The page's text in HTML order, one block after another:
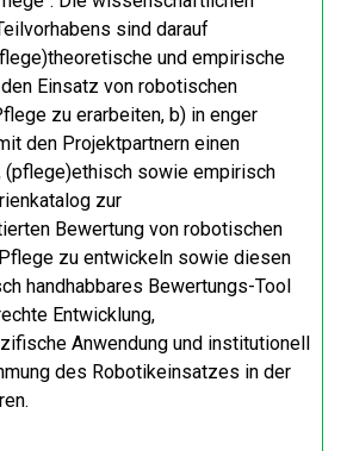
sind darauf
und empirische
Einsatz von robotischen
zu erarbeiten, b) in enger
den Projektpartnern einen
sowie empirisch
zur
Bewertung von robotischen
zu entwickeln sowie diesen
handhabbares Bewertungs-Tool
Entwicklung,
Anwendung und institutionell
des Robotikeinsatzes in der